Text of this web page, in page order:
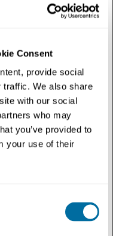
Consent
provide social
traffic. We also share
with our social
who may
you’ve provided to
your use of their
a falta de um acordo no
a maré contra a